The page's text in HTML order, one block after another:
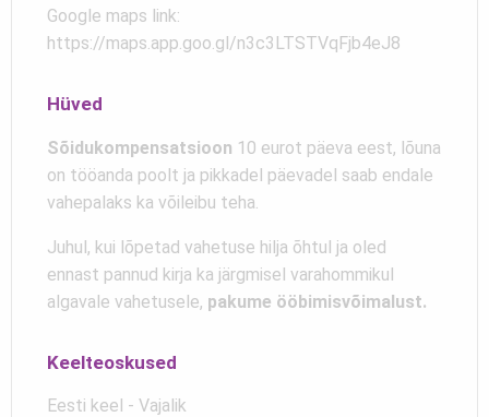
Google maps link:
https://maps.app.goo.gl/n3c3LTSTVqFjb4eJ8
Hüved
Sõidukompensatsioon 10 eurot päeva eest, lõuna
on tööanda poolt ja pikkadel päevadel saab endale
vahepalaks ka võileibu teha.
Juhul, kui lõpetad vahetuse hilja õhtul ja oled
ennast pannud kirja ka järgmisel varahommikul
algavale vahetusele, pakume ööbimisvõimalust.
Keelteoskused
Eesti keel - Vajalik